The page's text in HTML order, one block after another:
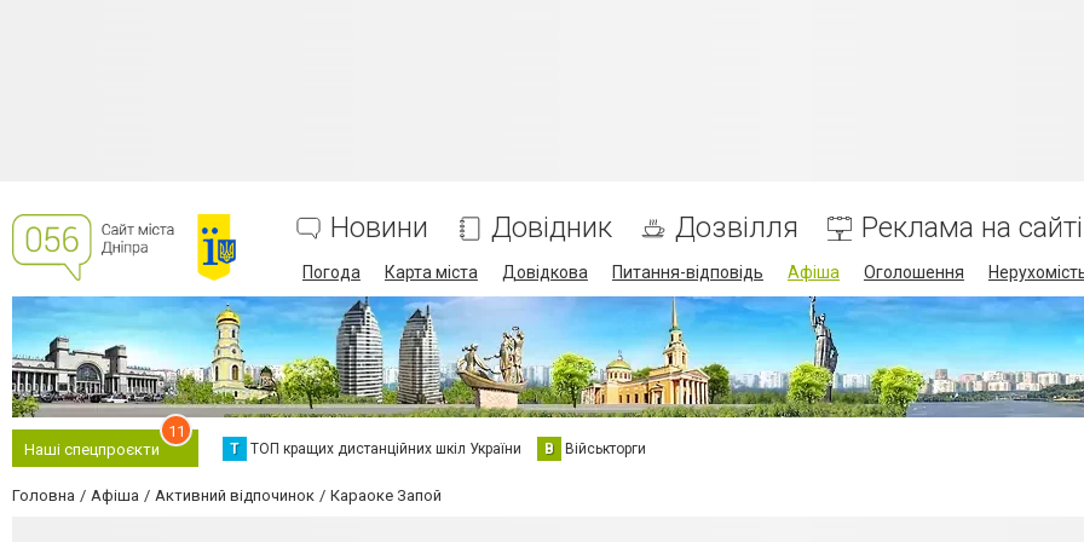
Новини Довідник Дозвілля Реклама на сайті
Погода Карта міста Довідкова Питання-відповідь Афіша Оголошення
Наші спецпроєкти
11
Т ТОП кращих дистанційних шкіл України В Військторги
Головна Афіша Активний відпочинок Караоке Запой